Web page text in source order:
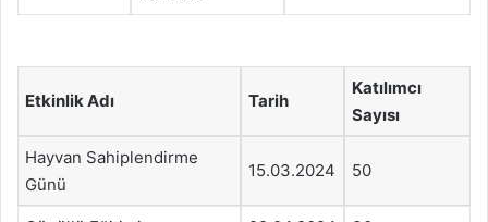
Etkinlik Adı Tarih
Katılımcı
Sayısı
Hayvan Sahiplendirme
Günü
15.03.2024 50